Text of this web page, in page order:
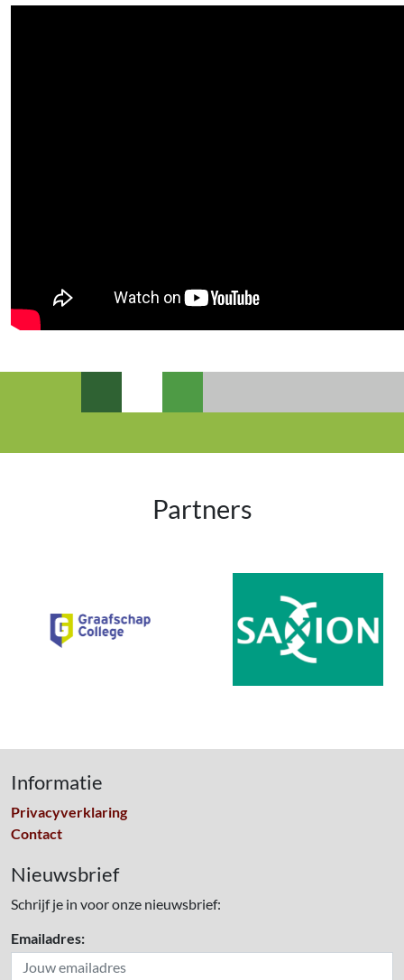
Partners
Informatie
Privacyverklaring
Contact
Nieuwsbrief
Schrijf je in voor onze nieuwsbrief:
Emailadres: